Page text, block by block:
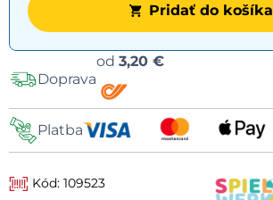
Pridať do košíka
Doprava
od 3,20 €
Platba
Kód: 109523